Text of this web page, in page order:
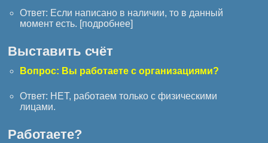
Ответ: Если написано в наличии, то в данный
момент есть. [подробнее]
Выставить счёт
Вопрос: Вы работаете с организациями?
Ответ: НЕТ, работаем только с физическими
лицами.
Работаете?